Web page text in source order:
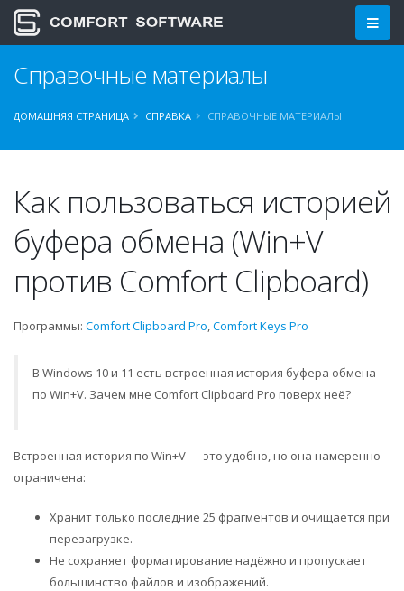
Справочные материалы
ДОМАШНЯЯ СТРАНИЦА СПРАВКА СПРАВОЧНЫЕ МАТЕРИАЛЫ
Как пользоваться историей
буфера обмена (Win+V
против Comfort Clipboard)
Программы: Comfort Clipboard Pro,Comfort Keys Pro
В Windows 10 и 11 есть встроенная история буфера обмена
по Win+V. Зачем мне Comfort Clipboard Pro поверх неё?
Встроенная история по Win+V — это удобно, но она намеренно
ограничена:
Хранит только последние 25 фрагментов и очищается при
перезагрузке.
Не сохраняет форматирование надёжно и пропускает
большинство файлов и изображений.